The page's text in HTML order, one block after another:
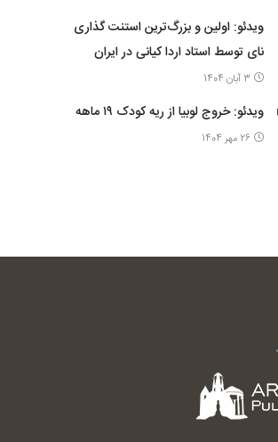
ویدئو: اولین و بزرگ‌ترین استنت گذاری
نای توسط استاد اردا کیانی در ایران
3 آبان 1404
ویدئو: خروج لوبیا از ریه کودک ۱۹ ماهه
26 مهر 1404